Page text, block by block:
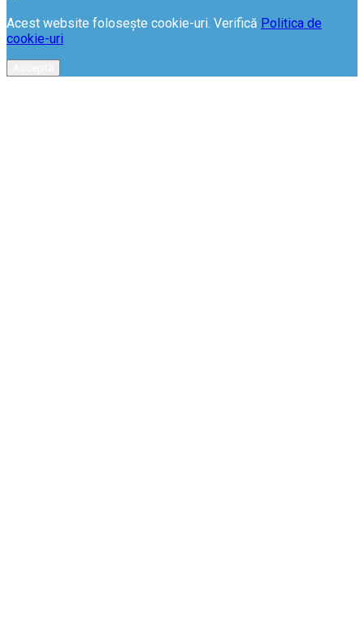
Acest website folosește cookie-uri. Verifică Politica de
cookie-uri